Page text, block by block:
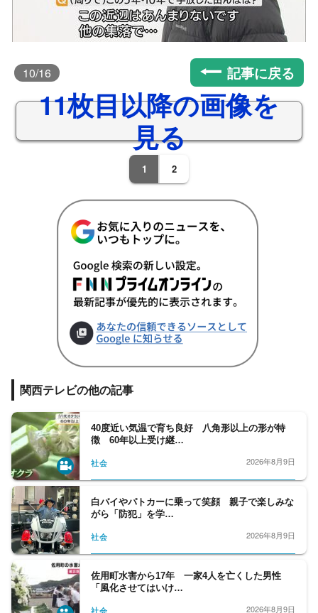
10/16 記事に戻る
11枚目以降の画像を
見る
1 2
関西テレビの他の記事
40度近い気温で育ち良好 八角形以上の形が特
徴 60年以上受け継…
社会 2026年8月9日
白バイやパトカーに乗って笑顔 親子で楽しみな
がら「防犯」を学…
社会 2026年8月9日
佐用町水害から17年 一家4人を亡くした男性
「風化させてはいけ…
社会 2026年8月9日